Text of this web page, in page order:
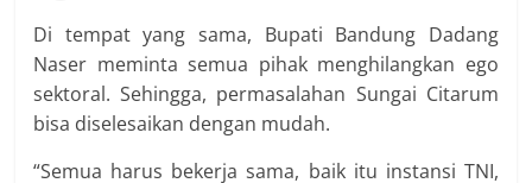
Di tempat yang sama, Bupati Bandung Dadang
Naser meminta semua pihak menghilangkan ego
sektoral. Sehingga, permasalahan Sungai Citarum
bisa diselesaikan dengan mudah.
“Semua harus bekerja sama, baik itu instansi TNI,